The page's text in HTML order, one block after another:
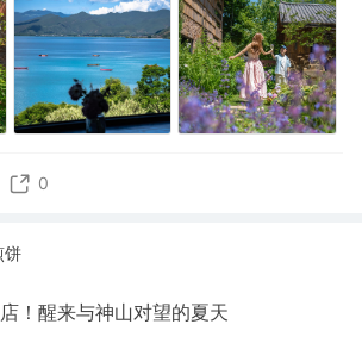
0
饼
！醒来与神山对望的夏天